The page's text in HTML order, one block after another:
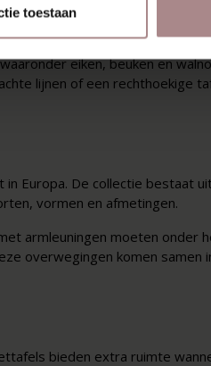
toestaan
eiken, beuken en
lijnen of een rechthoekige
Europa. De collectie bestaat
vormen en afmetingen.
armleuningen moeten onder
overwegingen komen samen
bieden extra ruimte